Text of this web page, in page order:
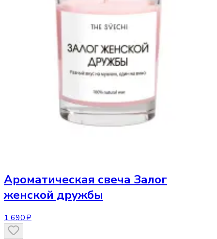
Ароматическая свеча Залог
женской дружбы
1 690 ₽